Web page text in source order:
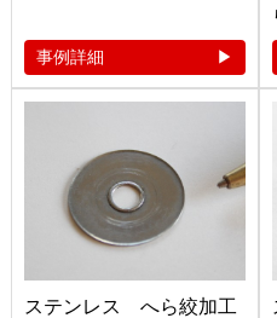
事例詳細
ステンレス へら絞加工